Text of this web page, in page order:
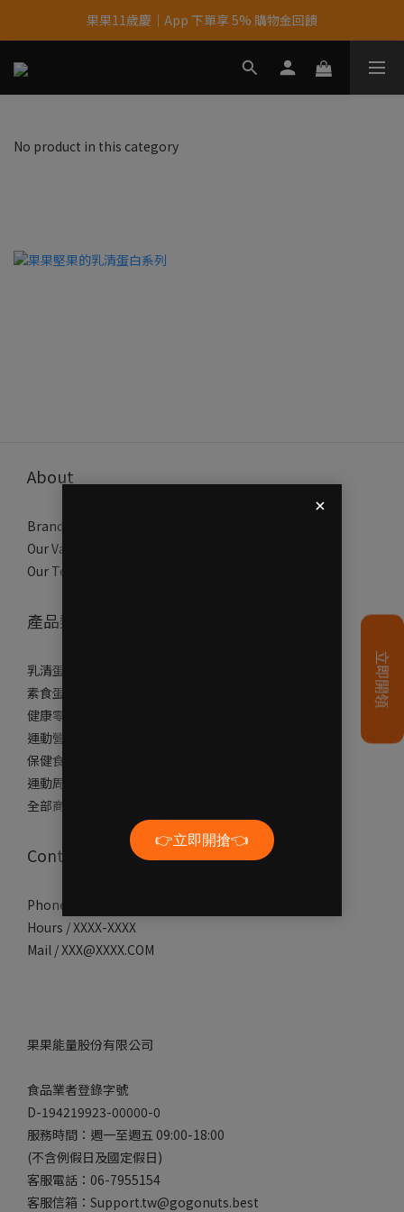
果果11歲慶｜App 下單享 5% 購物金回饋
果果11歲慶｜App 下單享 5% 購物金回饋
結帳輸入優惠代碼【gopower】享全單95折優惠！
果果11歲慶｜App 下單享 5% 購物金回饋
No product in this category
About
Brand Story
Our Values
Our Team
產品類別
乳清蛋白
素食蛋白
健康零食
運動營養補充
保健食品
運動周邊
全部商品
Contact
Phone / XX-XXX-XXX-XXX
Hours / XXXX-XXXX
Mail / XXX@XXXX.COM
果果能量股份有限公司
食品業者登錄字號
D-194219923-00000-0
服務時間：週一至週五 09:00-18:00
(不含例假日及國定假日)
客服電話：06-7955154
客服信箱：Support.tw@gogonuts.best